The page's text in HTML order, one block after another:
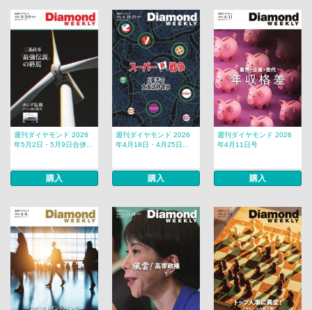
週刊ダイヤモンド 2026
年5月2日・5月9日合併...
購入
週刊ダイヤモンド 2026
年4月18日・4月25日...
購入
週刊ダイヤモンド 2026
年4月11日号
購入